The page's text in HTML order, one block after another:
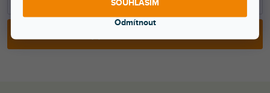
Odmítnout
SOUHLASÍM